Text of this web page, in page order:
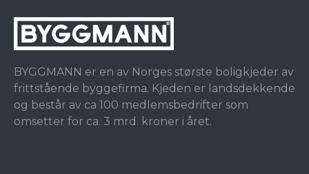
BYGGMANN er en av Norges største boligkjeder av
frittstående byggefirma. Kjeden er landsdekkende
og består av ca 100 medlemsbedrifter som
omsetter for ca. 3 mrd. kroner i året.